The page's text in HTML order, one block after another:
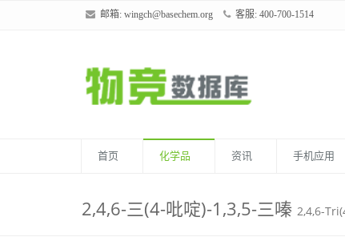
邮箱: wingch@basechem.org 客服: 400-700-1514
首页 化学品 资讯 手机应用
2,4,6-三(4-吡啶)-1,3,5-三嗪 2,4,6-